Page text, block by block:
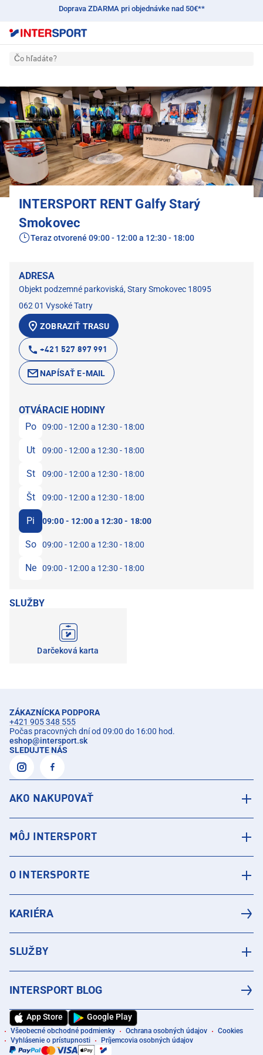
Doprava ZDARMA pri objednávke nad 50€**
Čo hľadáte?
INTERSPORT RENT Galfy Starý
Smokovec
Teraz otvorené 09:00 - 12:00 a 12:30 - 18:00
ADRESA
Objekt podzemné parkoviská, Stary Smokovec 18095
062 01 Vysoké Tatry
ZOBRAZIŤ TRASU
+421 527 897 991
NAPÍSAŤ E-MAIL
OTVÁRACIE HODINY
Po
09:00 - 12:00 a 12:30 - 18:00
Ut 09:00 - 12:00 a 12:30 - 18:00
St 09:00 - 12:00 a 12:30 - 18:00
Št 09:00 - 12:00 a 12:30 - 18:00
Pi 09:00 - 12:00 a 12:30 - 18:00
So 09:00 - 12:00 a 12:30 - 18:00
Ne 09:00 - 12:00 a 12:30 - 18:00
SLUŽBY
Darčeková karta
ZÁKAZNÍCKA PODPORA
+421 905 348 555
Počas pracovných dní od 09:00 do 16:00 hod.
eshop@intersport.sk
SLEDUJTE NÁS
AKO NAKUPOVAŤ
MÔJ INTERSPORT
O INTERSPORTE
KARIÉRA
SLUŽBY
INTERSPORT BLOG
App Store Google Play
Všeobecné obchodné podmienky Ochrana osobných údajov
Cookies
Vyhlásenie o prístupnosti
Príjemcovia osobných údajov